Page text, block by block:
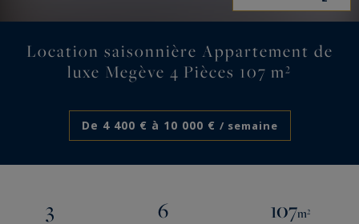
Location saisonnière Appartement de
luxe Megève 4 Pièces 107 m²
De 4 400 € à 10 000 € / semaine
3 6 107m²